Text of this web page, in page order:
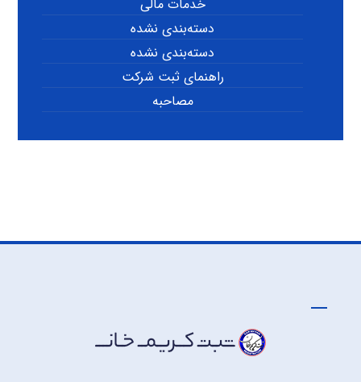
خدمات مالی
دسته‌بندی نشده
دسته‌بندی نشده
راهنمای ثبت شرکت
مصاحبه